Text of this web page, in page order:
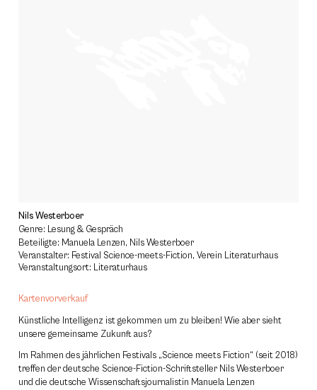
Nils Westerboer
Genre: Lesung & Gespräch
Beteiligte: Manuela Lenzen, Nils Westerboer
Veranstalter: Festival Science-meets-Fiction, Verein Literaturhaus
Veranstaltungsort: Literaturhaus
Kartenvorverkauf
Künstliche Intelligenz ist gekommen um zu bleiben! Wie aber sieht
unsere gemeinsame Zukunft aus?
Im Rahmen des jährlichen Festivals „Science meets Fiction“ (seit 2018)
treffen der deutsche Science-Fiction-Schriftsteller Nils Westerboer
und die deutsche Wissenschaftsjournalistin Manuela Lenzen